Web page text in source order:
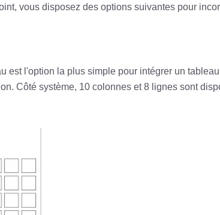
vous disposez des options suivantes pour
est l'option la plus simple pour intégrer un
Côté système, 10 colonnes et 8 lignes sont